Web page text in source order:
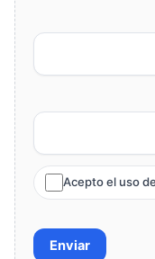
Acepto el uso
Enviar